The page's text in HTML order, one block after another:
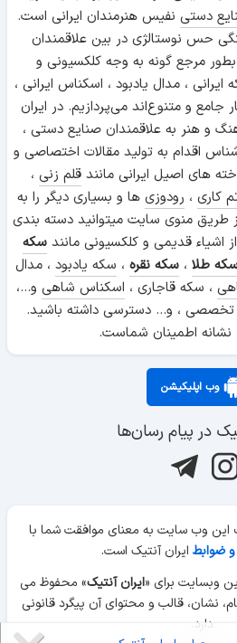
دستی نفیس هنرمندان ایرانی است.
حس نوستالژی در بین علاقمندان
مرجع گونه به وجه کلکسیونی و
، مدال یادبود ، اسکناس ایرانی ،
جامع و متنوع‌اند می‌پردازیم. در ایران
و هنر به علاقمندان صنایع دستی ،
اقدام به تولید مقالات اختصاصی و
های اصیل ایرانی مانندقلم زنی ،
کاری ، رودوزی ها و بسیاری دیگر را به
طریق منوی سایت میتوانید دسته بندی
اشیاء قدیمی و کلکسیونی مانند سکه
طلا ، سکه نقره ، سکه یادبود ، مدال
، سکه قاجاری ، اسکناس شاهی و...،
تخصصی ، و... دسترسی داشته باشید.
نشانه اطمینان شماست.
وب اپلیکیشن
در پیام رسان‌ها
این وب سایت به معنای موافقت شما با
ضوابط ایران آنتیک است.
ایران آنتیک» محفوظ می
نشان، قالب و محتوای آن پیگرد قانونی
دارد.